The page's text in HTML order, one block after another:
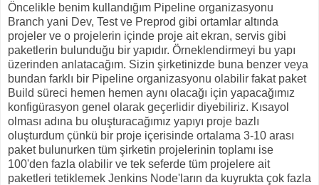
Öncelikle benim kullandığım Pipeline organizasyonu
Branch yani Dev, Test ve Preprod gibi ortamlar altında
projeler ve o projelerin içinde proje ait ekran, servis gibi
paketlerin bulunduğu bir yapıdır. Örneklendirmeyi bu yapı
üzerinden anlatacağım. Sizin şirketinizde buna benzer veya
bundan farklı bir Pipeline organizasyonu olabilir fakat paket
Build süreci hemen hemen aynı olacağı için yapacağımız
konfigürasyon genel olarak geçerlidir diyebiliriz. Kısayol
olması adına bu oluşturacağımız yapıyı proje bazlı
oluşturdum çünkü bir proje içerisinde ortalama 3-10 arası
paket bulunurken tüm şirketin projelerinin toplamı ise
100'den fazla olabilir ve tek seferde tüm projelere ait
paketleri tetiklemek Jenkins Node'ların da kuyrukta çok fazla